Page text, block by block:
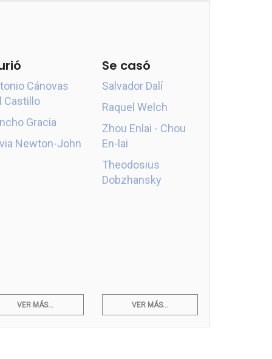
Cánovas
Castillo
Gracia
Newton-John
Se casó
Salvador Dalí
Raquel Welch
Zhou Enlai - Chou
En-lai
Theodosius
Dobzhansky
VER MÁS... VER MÁS...